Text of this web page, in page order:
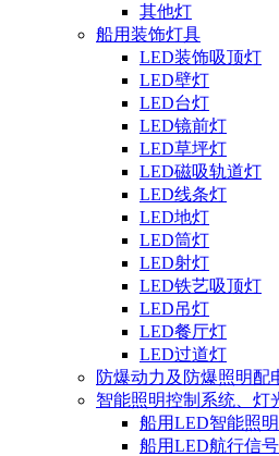
其他灯
船用装饰灯具
LED装饰吸顶灯
LED壁灯
LED台灯
LED镜前灯
LED草坪灯
LED磁吸轨道灯
LED线条灯
LED地灯
LED筒灯
LED射灯
LED铁艺吸顶灯
LED吊灯
LED餐厅灯
LED过道灯
防爆动力及防爆照明配
智能照明控制系统、灯
船用LED智能照
船用LED航行信